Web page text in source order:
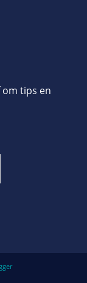
tips en